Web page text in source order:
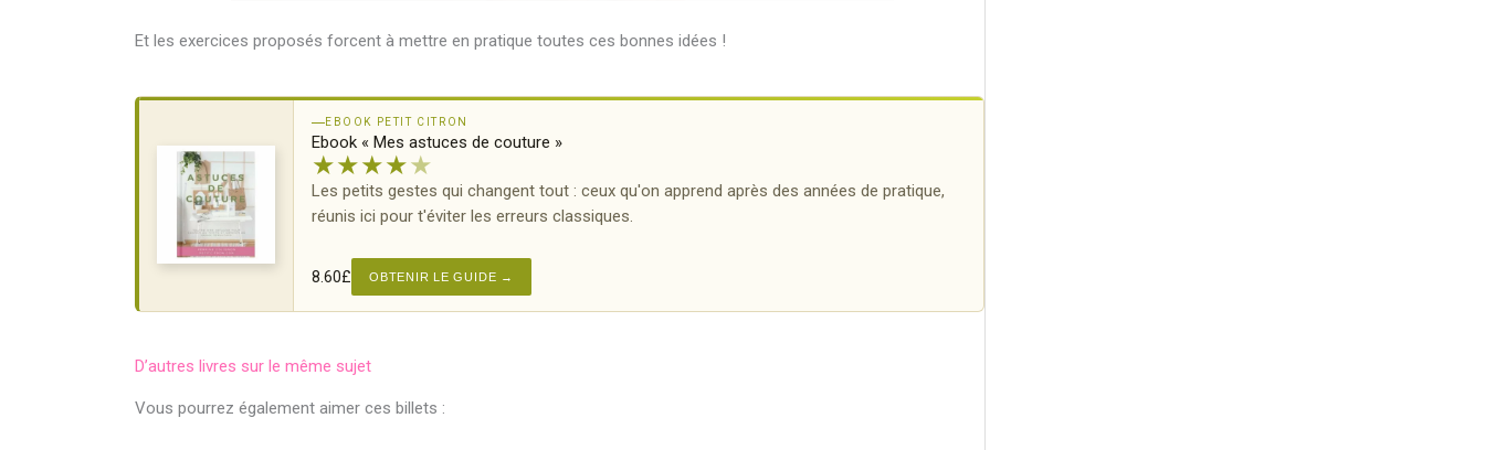
Et les exercices proposés forcent à mettre en pratique toutes ces bonnes idées !
EBOOK PETIT CITRON
Ebook « Mes astuces de couture »
★★★★★
Les petits gestes qui changent tout : ceux qu'on apprend après des années de pratique,
réunis ici pour t'éviter les erreurs classiques.
8.60£ OBTENIR LE GUIDE →
D’autres livres sur le même sujet
Vous pourrez également aimer ces billets :